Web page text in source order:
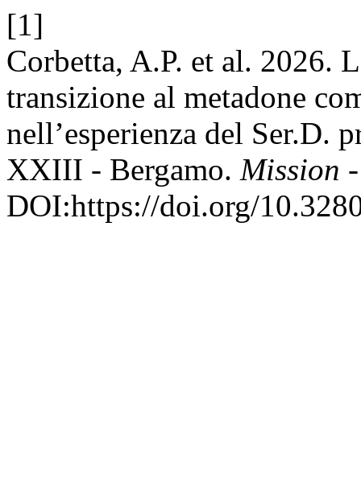
[1]
Corbetta, A.P. et al. 2026.
transizione al metadone
nell’esperienza del Ser.D.
XXIII - Bergamo. Mission
DOI:https://doi.org/